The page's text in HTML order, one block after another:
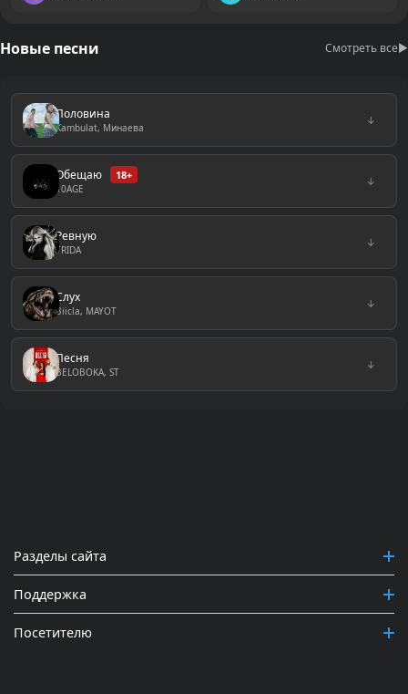
Новые песни Смотреть все▶
Половина
Kambulat, Минаева
↓
Обещаю 18+
10AGE
↓
Ревную
TRIDA
↓
Слух
Biicla, MAYOT
↓
Песня
BELOBOKA, ST
↓
Разделы сайта
Поддержка
Посетителю